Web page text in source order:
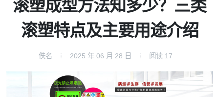
滚塑成型方法知多少？三类
滚塑特点及主要用途介绍
佚名 2025 年 06 月 28 日 阅读 17